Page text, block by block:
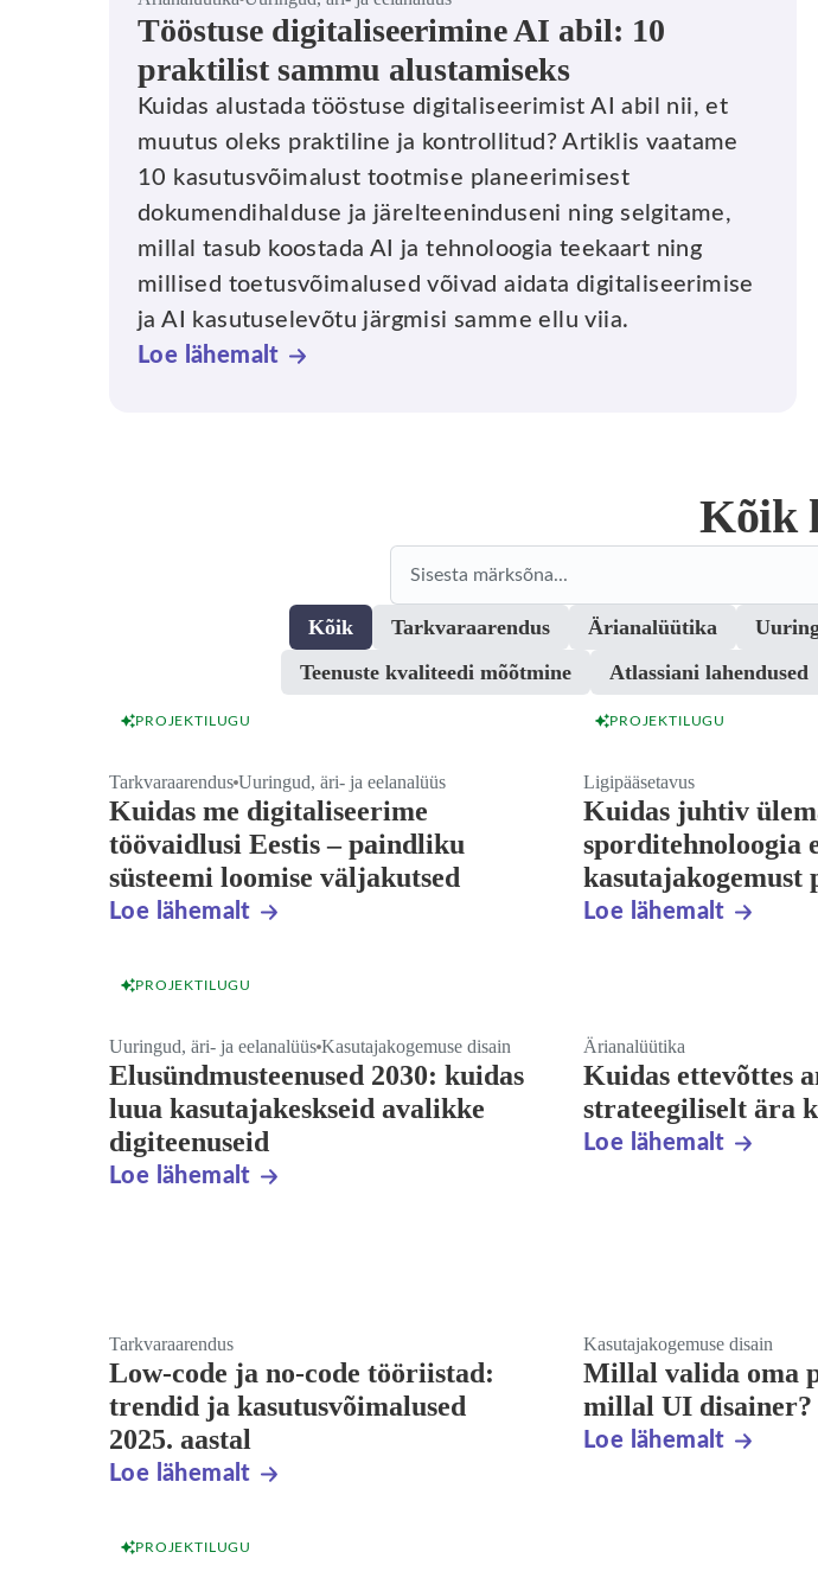
Tööstuse digitaliseerimine AI abil: 10
praktilist sammu alustamiseks
Kuidas alustada tööstuse digitaliseerimist AI abil nii, et
muutus oleks praktiline ja kontrollitud? Artiklis vaatame
10 kasutusvõimalust tootmise planeerimisest
dokumendihalduse ja järelteeninduseni ning selgitame,
millal tasub koostada AI ja tehnoloogia teekaart ning
millised toetusvõimalused võivad aidata digitaliseerimise
ja AI kasutuselevõtu järgmisi samme ellu viia.
Loe lähemalt
Kõik
Kõik Tarkvaraarendus Ärianalüütika
Teenuste kvaliteedi mõõtmine
Atlassiani lahendused
PROJEKTILUGU
Tarkvaraarendus Uuringud, äri- ja eelanalüüs
Kuidas me digitaliseerime
töövaidlusi Eestis – paindliku
süsteemi loomise väljakutsed
Loe lähemalt
PROJEKTILUGU
Ligipääsetavus
Kuidas juhtiv
sporditehnoloogia
kasutajakogemust
Loe lähemalt
PROJEKTILUGU
Uuringud, äri- ja eelanalüüs Kasutajakogemuse disain
Elusündmusteenused 2030: kuidas
luua kasutajakeskseid avalikke
digiteenuseid
Loe lähemalt
Ärianalüütika
Kuidas ettevõttes
strateegiliselt ära
Loe lähemalt
Tarkvaraarendus
Low-code ja no-code tööriistad:
trendid ja kasutusvõimalused
2025. aastal
Loe lähemalt
Kasutajakogemuse disain
Millal valida oma
millal UI disainer?
Loe lähemalt
PROJEKTILUGU